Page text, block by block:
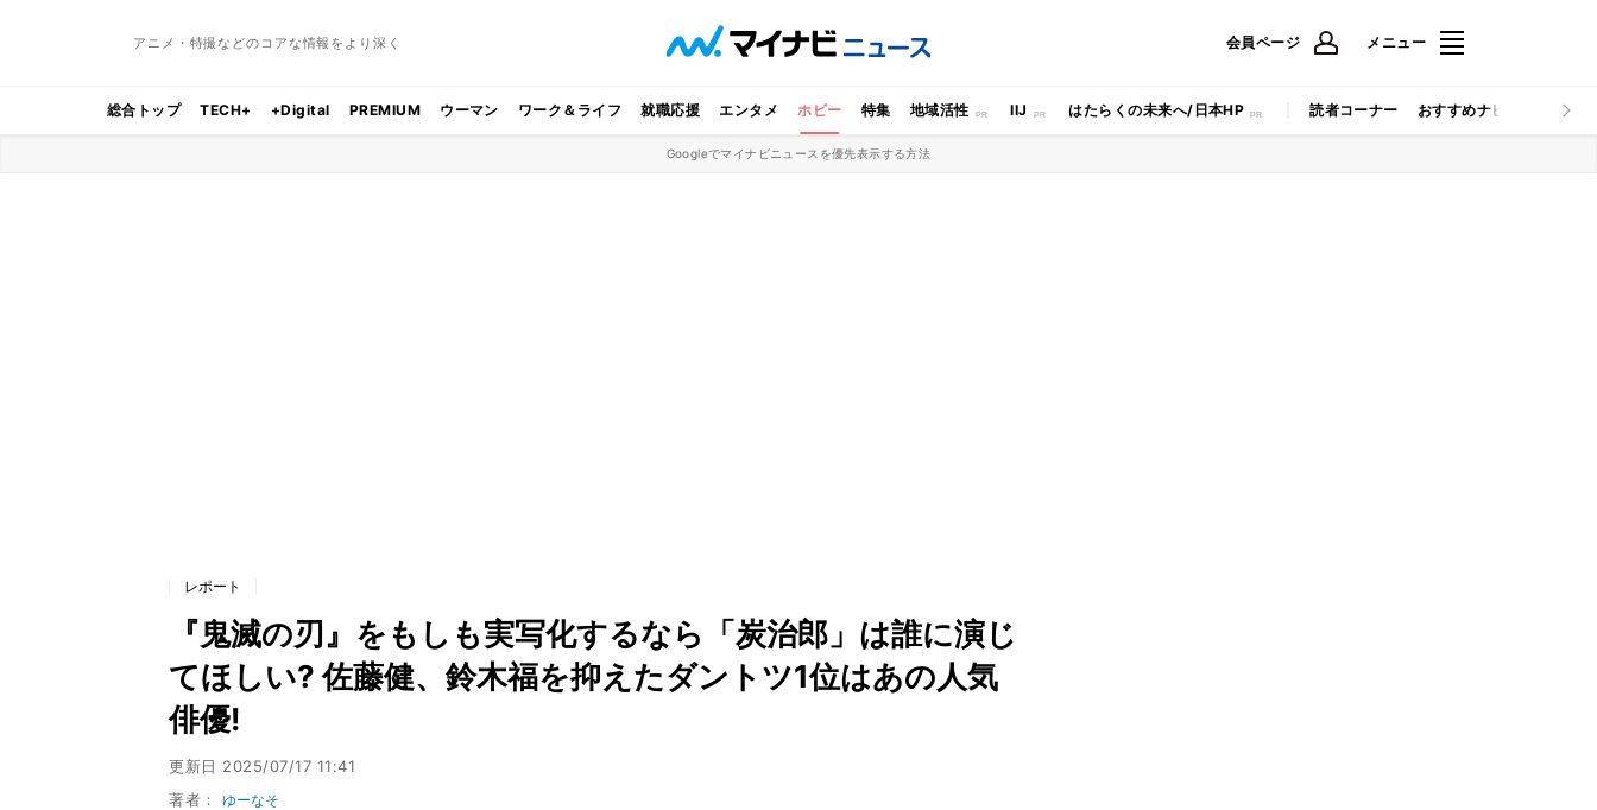
アニメ・特撮などのコアな情報をより深く 会員ページ メニュー
総合トップ TECH+ +Digital PREMIUM ウーマン ワーク＆ライフ 就職応援 エンタメ ホビー 特集 地域活性 IIJ はたらくの未来へ/日本HP 読者コーナー おすすめナビ マイナビ
Googleでマイナビニュースを優先表示する方法
レポート
『鬼滅の刃』をもしも実写化するなら「炭治郎」は誰に演じ
てほしい? 佐藤健、鈴木福を抑えたダントツ1位はあの人気
俳優!
更新日 2025/07/17 11:41
著者：ゆーなそ